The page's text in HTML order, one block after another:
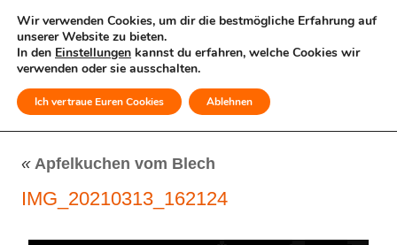
MENÜ
« Apfelkuchen vom Blech
IMG_20210313_162124
Wir verwenden Cookies, um dir die bestmögliche Erfahrung auf
unserer Website zu bieten.
In den Einstellungen kannst du erfahren, welche Cookies wir
verwenden oder sie ausschalten.
Ich vertraue Euren Cookies Ablehnen